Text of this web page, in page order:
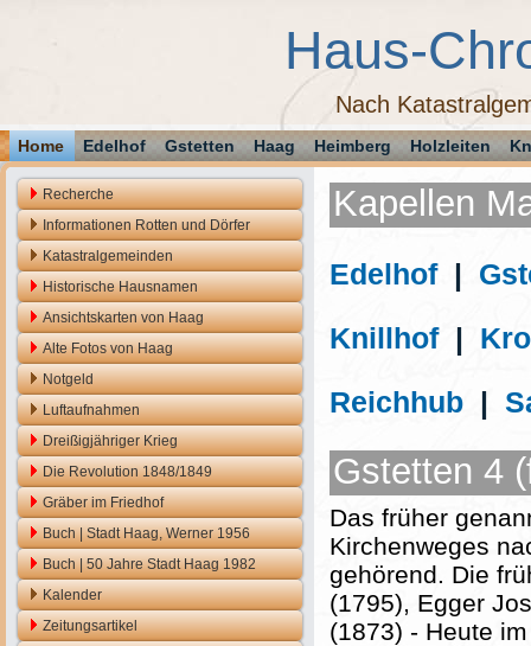
Haus-
Nach
Home Edelhof Gstetten Haag Heimberg Holzleiten
Recherche
Informationen Rotten und Dörfer
Katastralgemeinden
Historische Hausnamen
Ansichtskarten von Haag
Alte Fotos von Haag
Notgeld
Luftaufnahmen
Dreißigjähriger Krieg
Die Revolution 1848/1849
Gräber im Friedhof
Buch | Stadt Haag, Werner 1956
Buch | 50 Jahre Stadt Haag 1982
Kalender
Zeitungsartikel
Kapellen
Edelhof|
Knillhof|
Reichhub
Gstetten 4
Das früher
Kirchenweges
gehörend. Die
(1795), Egger
(1873) - Heute